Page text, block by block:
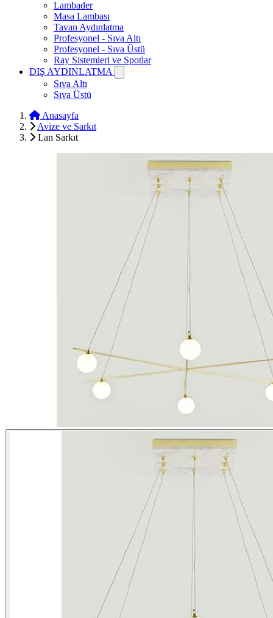
Lambader
Masa Lambası
Tavan Aydınlatma
Profesyonel - Sıva Altı
Profesyonel - Sıva Üstü
Ray Sistemleri ve Spotlar
DIŞ AYDINLATMA
Sıva Altı
Sıva Üstü
Anasayfa
Avize ve Sarkıt
Lan Sarkıt